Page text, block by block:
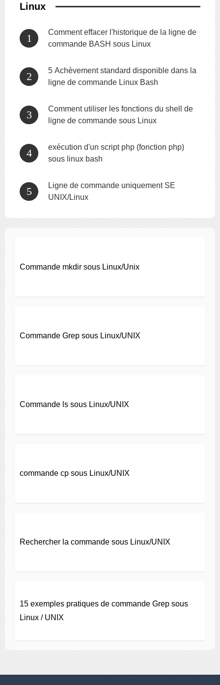
Linux
Comment effacer l'historique de la ligne de
commande BASH sous Linux
5 Achèvement standard disponible dans la
ligne de commande Linux Bash
Comment utiliser les fonctions du shell de
ligne de commande sous Linux
exécution d'un script php (fonction php)
sous linux bash
Ligne de commande uniquement SE
UNIX/Linux
Commande mkdir sous Linux/Unix
Commande Grep sous Linux/UNIX
Commande ls sous Linux/UNIX
commande cp sous Linux/UNIX
Rechercher la commande sous Linux/UNIX
15 exemples pratiques de commande Grep sous
Linux / UNIX